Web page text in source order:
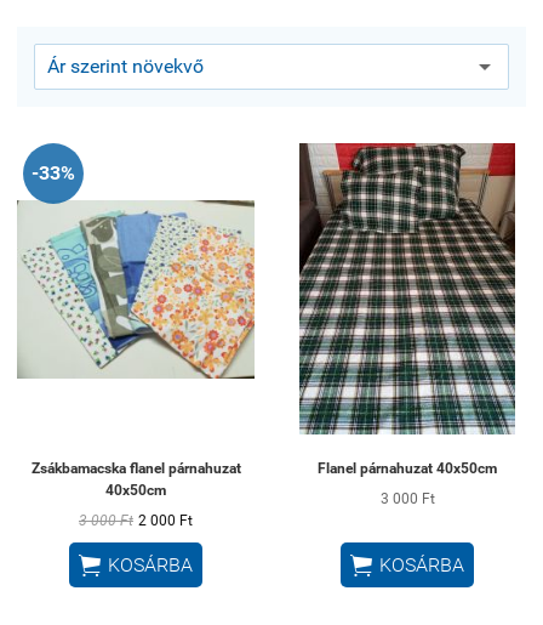
-33%
Zsákbamacska flanel párnahuzat
40x50cm
3 000 Ft 2 000 Ft
 KOSÁRBA
Flanel párnahuzat 40x50cm
3 000 Ft
 KOSÁRBA